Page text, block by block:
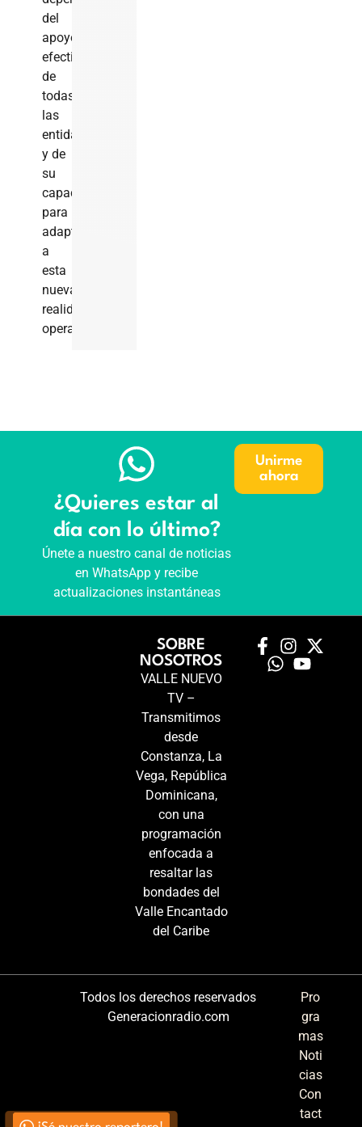
del
apoyo
efectivo
de
todas
las
entidades
y de
su
capacidad
para
adaptarse
a
esta
nueva
realidad
operativa.
¿Quieres estar al
día con lo último?
Únete a nuestro canal de noticias
en WhatsApp y recibe
actualizaciones instantáneas
Unirme
ahora
SOBRE
NOSOTROS
VALLE NUEVO
TV –
Transmitimos
desde
Constanza, La
Vega, República
Dominicana,
con una
programación
enfocada a
resaltar las
bondades del
Valle Encantado
del Caribe
Todos los derechos reservados
Generacionradio.com
Pro
gra
mas
Noti
cias
Con
tact